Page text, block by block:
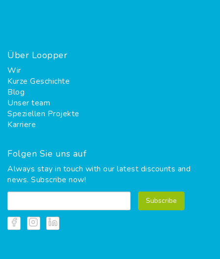
Über Loopper
Wir
Kurze Geschichte
Blog
Unser team
Speziellen Projekte
Karriere
Folgen Sie uns auf
Always stay in touch with our latest discounts and
news. Subscribe now!
Subscribe